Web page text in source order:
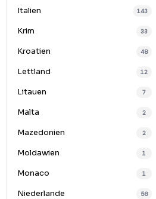
Italien 143
Krim 33
Kroatien 48
Lettland 12
Litauen 7
Malta 2
Mazedonien 2
Moldawien 1
Monaco 1
Niederlande 58